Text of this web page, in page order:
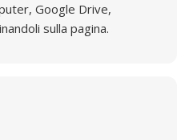
Google Drive,
sulla pagina.